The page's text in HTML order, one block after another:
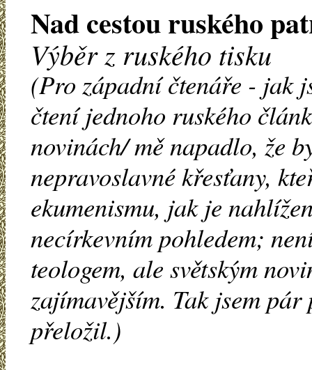
Nad cestou ruského
Výběr z ruského tisku
(Pro západní čtenáře - jak
čtení jednoho ruského
novinách/ mě napadlo, že
nepravoslavné křesťany,
ekumenismu, jak je
necírkevním pohledem;
teologem, ale světským
zajímavějším. Tak jsem
přeložil.)